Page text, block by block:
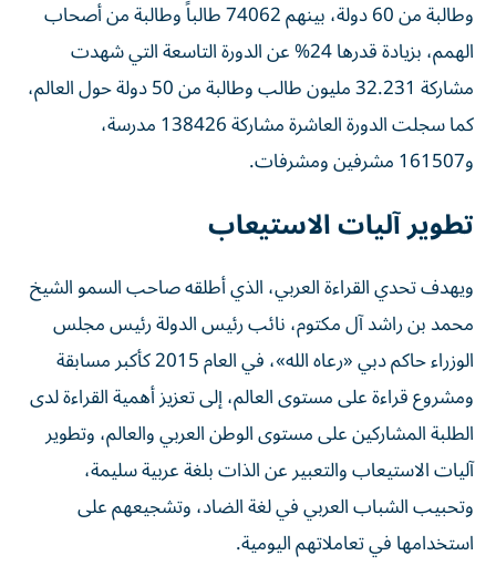
وطالبة من 60 دولة، بينهم 74062 طالباً وطالبة من أصحاب
الهمم، بزيادة قدرها 24% عن الدورة التاسعة التي شهدت
مشاركة 32.231 مليون طالب وطالبة من 50 دولة حول العالم،
كما سجلت الدورة العاشرة مشاركة 138426 مدرسة،
و161507 مشرفين ومشرفات.
تطوير آليات الاستيعاب
ويهدف تحدي القراءة العربي، الذي أطلقه صاحب السمو الشيخ
محمد بن راشد آل مكتوم، نائب رئيس الدولة رئيس مجلس
الوزراء حاكم دبي «رعاه الله»، في العام 2015 كأكبر مسابقة
ومشروع قراءة على مستوى العالم، إلى تعزيز أهمية القراءة لدى
الطلبة المشاركين على مستوى الوطن العربي والعالم، وتطوير
آليات الاستيعاب والتعبير عن الذات بلغة عربية سليمة،
وتحبيب الشباب العربي في لغة الضاد، وتشجيعهم على
استخدامها في تعاملاتهم اليومية.